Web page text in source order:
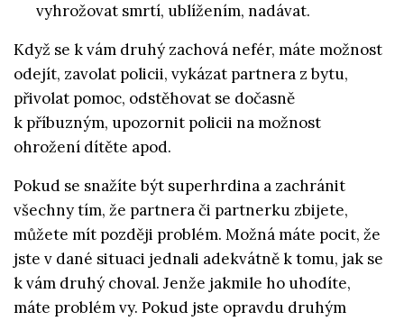
vyhrožovat smrtí, ublížením, nadávat.
Když se k vám druhý zachová nefér, máte možnost
odejít, zavolat policii, vykázat partnera z bytu,
přivolat pomoc, odstěhovat se dočasně
k příbuzným, upozornit policii na možnost
ohrožení dítěte apod.
Pokud se snažíte být superhrdina a zachránit
všechny tím, že partnera či partnerku zbijete,
můžete mít později problém. Možná máte pocit, že
jste v dané situaci jednali adekvátně k tomu, jak se
k vám druhý choval. Jenže jakmile ho uhodíte,
máte problém vy. Pokud jste opravdu druhým